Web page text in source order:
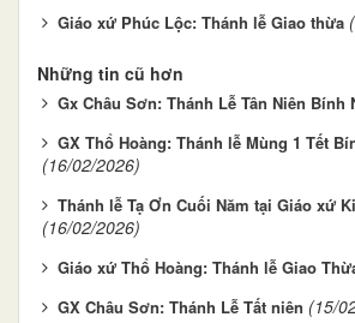
Giáo xứ Phúc Lộc: Thánh lễ Giao thừa
Những tin cũ hơn
Gx Châu Sơn: Thánh Lễ Tân Niên Bính
GX Thổ Hoàng: Thánh lễ Mùng 1 Tết
(16/02/2026)
Thánh lễ Tạ Ơn Cuối Năm tại Giáo xứ
(16/02/2026)
Giáo xứ Thổ Hoàng: Thánh lễ Giao
GX Châu Sơn: Thánh Lễ Tất niên (15/